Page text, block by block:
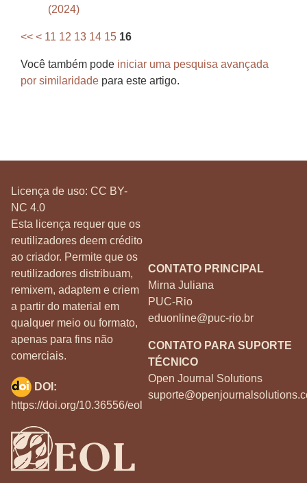
(2024)
<< < 11 12 13 14 15 16
Você também pode iniciar uma pesquisa avançada
por similaridade para este artigo.
Licença de uso: CC BY-
NC 4.0
Esta licença requer que os
reutilizadores deem crédito
ao criador. Permite que os
reutilizadores distribuam,
remixem, adaptem e criem
a partir do material em
qualquer meio ou formato,
apenas para fins não
comerciais.
CONTATO PRINCIPAL
Mirna Juliana
PUC-Rio
eduonline@puc-rio.br
CONTATO PARA SUPORTE
TÉCNICO
Open Journal Solutions
DOI:
https://doi.org/10.36556/eol